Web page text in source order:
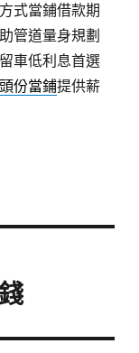
式當鋪借款期
管道量身規劃
車低利息首選
頭份當鋪提供薪